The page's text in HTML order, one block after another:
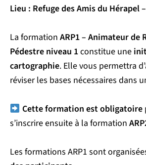
Lieu : Refuge des Amis du Hérapel –
La formation ARP1 – Animateur de
Pédestre niveau 1constitue une
cartographie. Elle vous permettra
réviser les bases nécessaires dans
Cette formation est obligatoire
s’inscrire ensuite à la formation
Les formations ARP1 sont